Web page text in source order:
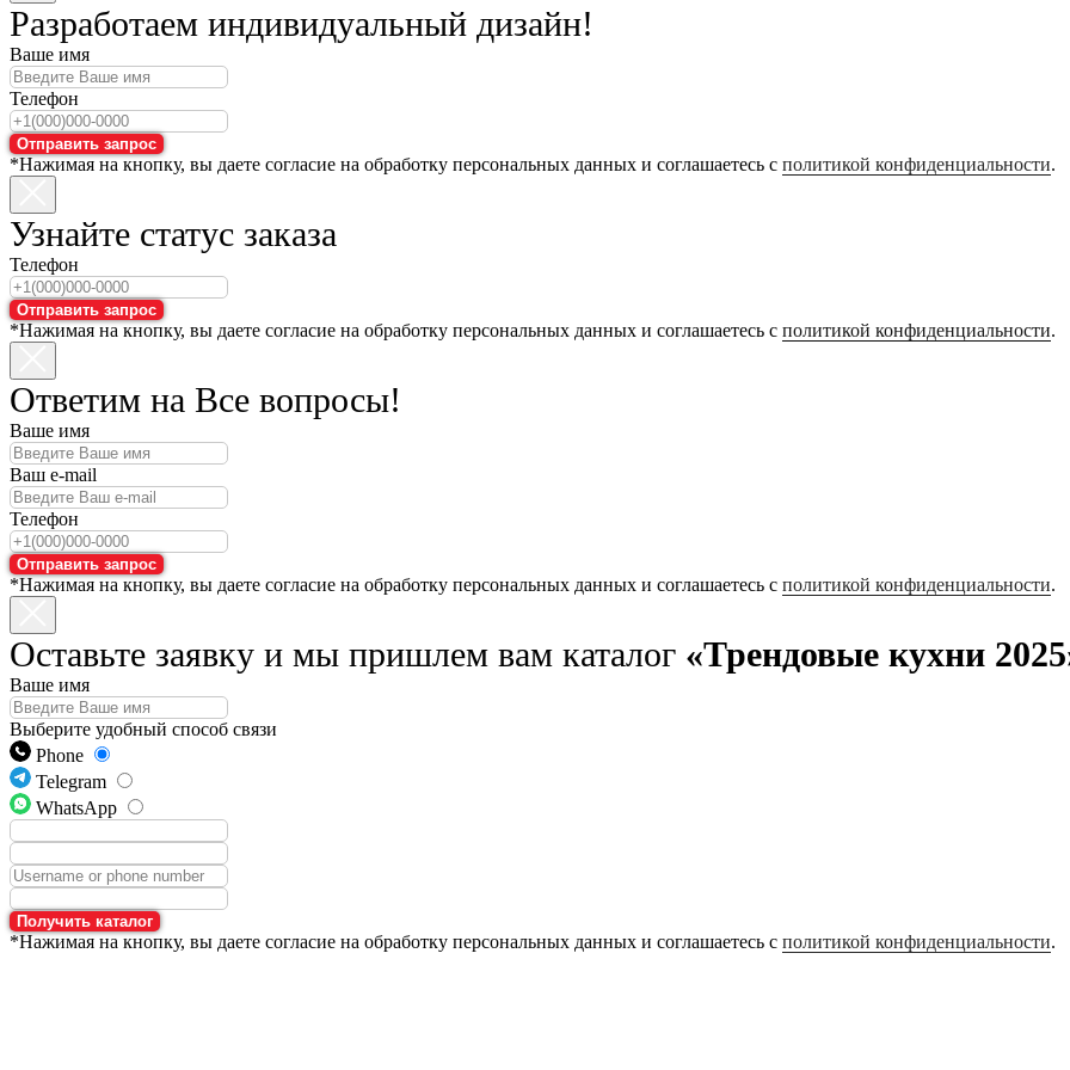
Разработаем индивидуальный дизайн!
Ваше имя
Телефон
Отправить запрос
*Нажимая на кнопку, вы даете согласие на обработку персональных данных и соглашаетесь с политикой конфиденциальности.
Узнайте статус заказа
Телефон
Отправить запрос
*Нажимая на кнопку, вы даете согласие на обработку персональных данных и соглашаетесь с политикой конфиденциальности.
Ответим на Все вопросы!
Ваше имя
Ваш e-mail
Телефон
Отправить запрос
*Нажимая на кнопку, вы даете согласие на обработку персональных данных и соглашаетесь с политикой конфиденциальности.
Оставьте заявку и мы пришлем вам каталог «Трендовые кухни
Ваше имя
Выберите удобный способ связи
Phone
Telegram
WhatsApp
Получить каталог
*Нажимая на кнопку, вы даете согласие на обработку персональных данных и соглашаетесь с политикой конфиденциальности.